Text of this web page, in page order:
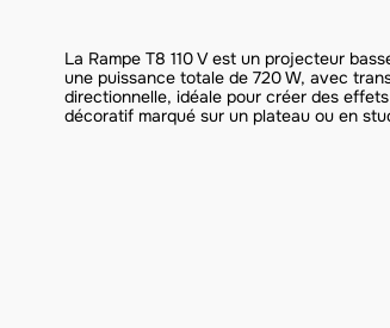
La Rampe T8 110 V est un projecteur
une puissance totale de 720 W, avec
directionnelle, idéale pour créer des
décoratif marqué sur un plateau ou en